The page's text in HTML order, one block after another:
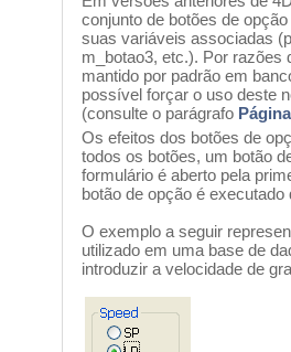
conjunto de botões de
suas variáveis associadas
m_botao3, etc.). Por razões
mantido por padrão em
possível forçar o uso deste
(consulte o parágrafo
Os efeitos dos botões de
todos os botões, um botão
formulário é aberto pela
botão de opção é
O exemplo a seguir
utilizado em uma base de
introduzir a velocidade de